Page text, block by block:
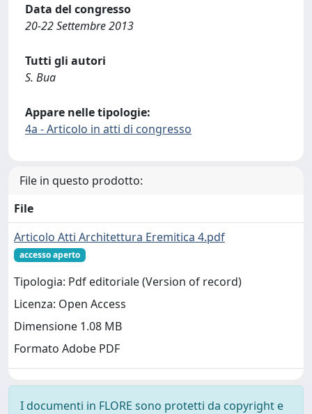
Data del congresso
20-22 Settembre 2013
Tutti gli autori
S. Bua
Appare nelle tipologie:
4a - Articolo in atti di congresso
File in questo prodotto:
File
Articolo Atti Architettura Eremitica 4.pdf
accesso aperto
Tipologia: Pdf editoriale (Version of record)
Licenza: Open Access
Dimensione 1.08 MB
Formato Adobe PDF
I documenti in FLORE sono protetti da copyright e